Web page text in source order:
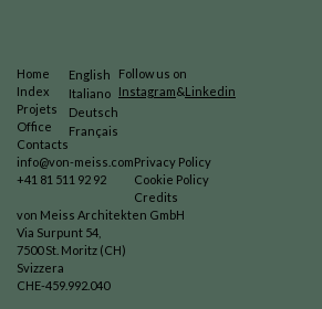
Home
Index
Projets
Office
Contacts
English
Italiano
Deutsch
Français
Follow us on
Instagram&Linkedin
info@von-meiss.com
+41 81 511 92 92
Privacy Policy
Cookie Policy
Credits
von Meiss Architekten GmbH
Via Surpunt 54,
7500 St. Moritz (CH)
Svizzera
CHE-459.992.040